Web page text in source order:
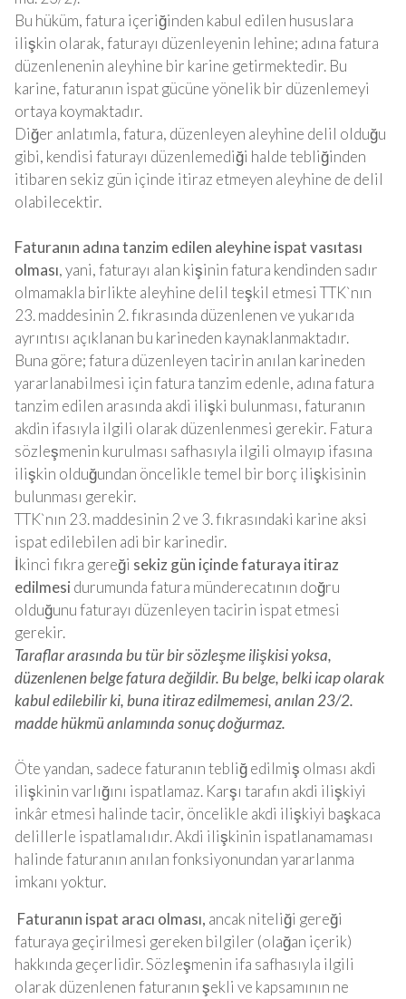
Bu hüküm, fatura içeriğinden kabul edilen hususlara
ilişkin olarak, faturayı düzenleyenin lehine; adına fatura
düzenlenenin aleyhine bir karine getirmektedir. Bu
karine, faturanın ispat gücüne yönelik bir düzenlemeyi
ortaya koymaktadır.
Diğer anlatımla, fatura, düzenleyen aleyhine delil olduğu
gibi, kendisi faturayı düzenlemediği halde tebliğinden
itibaren sekiz gün içinde itiraz etmeyen aleyhine de delil
olabilecektir.
Faturanın adına tanzim edilen aleyhine ispat vasıtası
olması, yani, faturayı alan kişinin fatura kendinden sadır
olmamakla birlikte aleyhine delil teşkil etmesi TTK`nın
23. maddesinin 2. fıkrasında düzenlenen ve yukarıda
ayrıntısı açıklanan bu karineden kaynaklanmaktadır.
Buna göre; fatura düzenleyen tacirin anılan karineden
yararlanabilmesi için fatura tanzim edenle, adına fatura
tanzim edilen arasında akdi ilişki bulunması, faturanın
akdin ifasıyla ilgili olarak düzenlenmesi gerekir. Fatura
sözleşmenin kurulması safhasıyla ilgili olmayıp ifasına
ilişkin olduğundan öncelikle temel bir borç ilişkisinin
bulunması gerekir.
TTK`nın 23. maddesinin 2 ve 3. fıkrasındaki karine aksi
ispat edilebilen adi bir karinedir.
İkinci fıkra gereği sekiz gün içinde faturaya itiraz
edilmesi durumunda fatura münderecatının doğru
olduğunu faturayı düzenleyen tacirin ispat etmesi
gerekir.
Taraflar arasında bu tür bir sözleşme ilişkisi yoksa,
düzenlenen belge fatura değildir. Bu belge, belki icap olarak
kabul edilebilir ki, buna itiraz edilmemesi, anılan 23/2.
madde hükmü anlamında sonuç doğurmaz.
Öte yandan, sadece faturanın tebliğ edilmiş olması akdi
ilişkinin varlığını ispatlamaz. Karşı tarafın akdi ilişkiyi
inkâr etmesi halinde tacir, öncelikle akdi ilişkiyi başkaca
delillerle ispatlamalıdır. Akdi ilişkinin ispatlanamaması
halinde faturanın anılan fonksiyonundan yararlanma
imkanı yoktur.
Faturanın ispat aracı olması, ancak niteliği gereği
faturaya geçirilmesi gereken bilgiler (olağan içerik)
hakkında geçerlidir. Sözleşmenin ifa safhasıyla ilgili
olarak düzenlenen faturanın şekli ve kapsamının ne